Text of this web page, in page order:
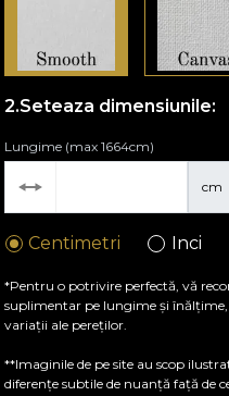
Seteaza dimensiunile:
cm
Lungime (max 1664cm)
Centimetri Inci
*Pentru o potrivire perfectă, vă
suplimentar pe lungime și
variații ale pereților.
**Imaginile de pe site au scop
diferențe subtile de nuanță față de